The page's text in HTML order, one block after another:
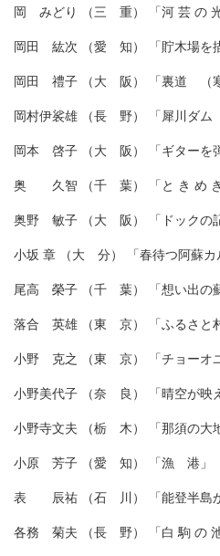
岡 みどり （三 重） 「河 芸 の 光
岡田 紘次 （愛 知） 「貯木場を描
岡田 禮子 （大 阪） 「裏道 （寒
岡村伊裟雄 （長 野） 「犀川ダム
岡本 啓子 （大 阪） 「ギターを弾
奥 久智 （千 葉） 「と き め き
奥野 敏子 （大 阪） 「ドックの記
小坂 章 （大 分） 「春待つ阿蘇カ
尾高 榮子 （千 葉） 「想い出の蘇
落合 英雄 （東 京） 「ふるさと村
小野 克之 （東 京） 「チョーオユ
小野美代子 （奈 良） 「晴空が映
小野寺文夫 （栃 木） 「那須の大
小原 芳子 （愛 知） 「漁 港」
表 辰祐 （石 川） 「能登半島か
各務 菊夫 （長 野） 「白 駒 の 池